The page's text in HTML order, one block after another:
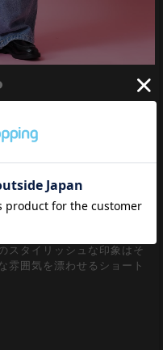
ドレスアップやフォーマル
こと、カジュアルに普段使
を引っ張るだけのワンタッ
能なフリーサイズデザイン
クスに着用でき機能的。
スタイリッシュな印象はそ
雰囲気を漂わせるショート